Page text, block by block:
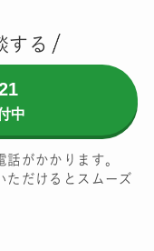
する
中
がかかります。
ただけるとスムーズ